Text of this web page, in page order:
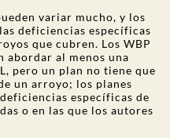
variar mucho, y los
deficiencias específicas
que cubren. Los WBP
abordar al menos una
pero un plan no tiene que
un arroyo; los planes
específicas de
o en las que los autores